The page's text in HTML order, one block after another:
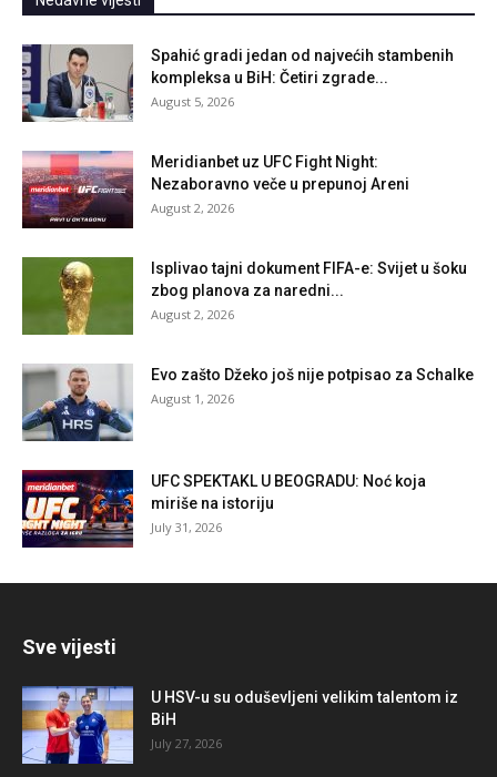
Spahić gradi jedan od najvećih stambenih
kompleksa u BiH: Četiri zgrade...
August 5, 2026
Meridianbet uz UFC Fight Night:
Nezaboravno veče u prepunoj Areni
August 2, 2026
Isplivao tajni dokument FIFA-e: Svijet u šoku
zbog planova za naredni...
August 2, 2026
Evo zašto Džeko još nije potpisao za Schalke
August 1, 2026
UFC SPEKTAKL U BEOGRADU: Noć koja
miriše na istoriju
July 31, 2026
Sve vijesti
U HSV-u su oduševljeni velikim talentom iz
BiH
July 27, 2026